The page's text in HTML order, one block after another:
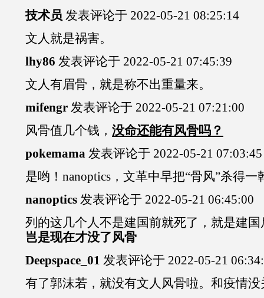
技术员 发表评论于 2022-05-21 08:25:14
文人就是祸害。
lhy86 发表评论于 2022-05-21 07:45:39
文人有眉骨，就是称不出重量来。
mifengr 发表评论于 2022-05-21 07:21:00
风骨值几个钱， 没命还能有风骨吗？
pokemama 发表评论于 2022-05-21 07:03:45
是哟！nanoptics，文革中早把“骨风”杀得一
nanoptics 发表评论于 2022-05-21 06:45:00
列的这几个人不是建国前就死了，就是建
岂是现在才没了风骨
Deepspace_01 发表评论于 2022-05-21
有了郭沫若，就没有文人风骨啦。和疫情没